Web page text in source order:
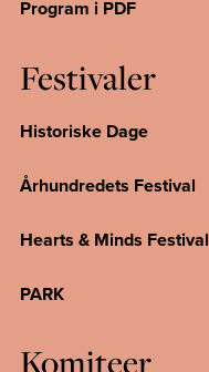
Program i PDF
Festivaler
Historiske Dage
Århundredets Festival
Hearts & Minds Festival
PARK
Komiteer